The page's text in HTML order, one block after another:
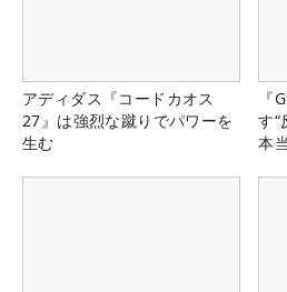
アディダス『コードカオス
27』は強烈な蹴りでパワーを
生む
『
す“
本